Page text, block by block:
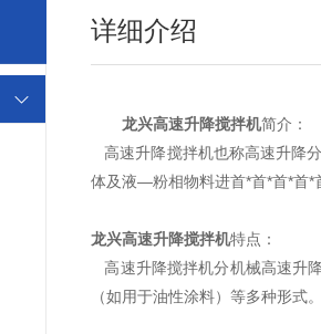
详细介绍
龙兴高速升降搅拌机简介：
高速升降搅拌机也称高速升降
体及液—粉相物料进首*首*首*首*
龙兴高速升降搅拌机特点：
高速升降搅拌机分机械高速升
（如用于油性涂料）等多种形式